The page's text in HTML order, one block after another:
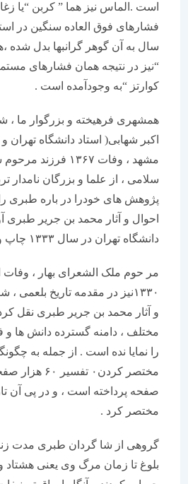
است .الماس نیز هما ” کربن “یا زغال
فشارهای فوق العاده سنگین در استمرار
سال به آن گوهر گرانبها بدل شده
“نیز در نتیجه همان فشارهای مستمر
کوارتز “به وجودآمده است .
همشهری فرهیخته و بزرگوار ما ،
اکبر شهابی( استاد دانشگاه تهران و
مشهد ، وفات ۱۳۶۷ فرزند مرحوم
سلامی ، از علما و بزرگان نامدار تربت
پژوهش های خودرا در باره طبری را در
احوال و آثار محمد بن جریر طبری
دانشگاه تهران در سال ۱۳۳۳ چاپ و منتشر شده است .
مر حوم ملک الشعرای بهار ، وفات اول
۱۳۳۰نیز در مقدمه تاریخ بلعمی ، شرح
و آثار محمد بن جریر طبری نقل کرده و به
مختلف ، دامنه گسترده دانش ها و
را نمایا نده است . از جمله به چگونگی
صفحه پرداخته است ، و در پی آن تاریخ
مختصر کرد .
گروهی از شا گردان طبری مدت زندگانی
بلوغ تا زمان مرگ وی یعنی هشتاد و